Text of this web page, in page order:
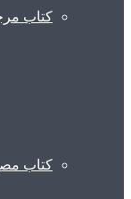
کتاب
کتاب